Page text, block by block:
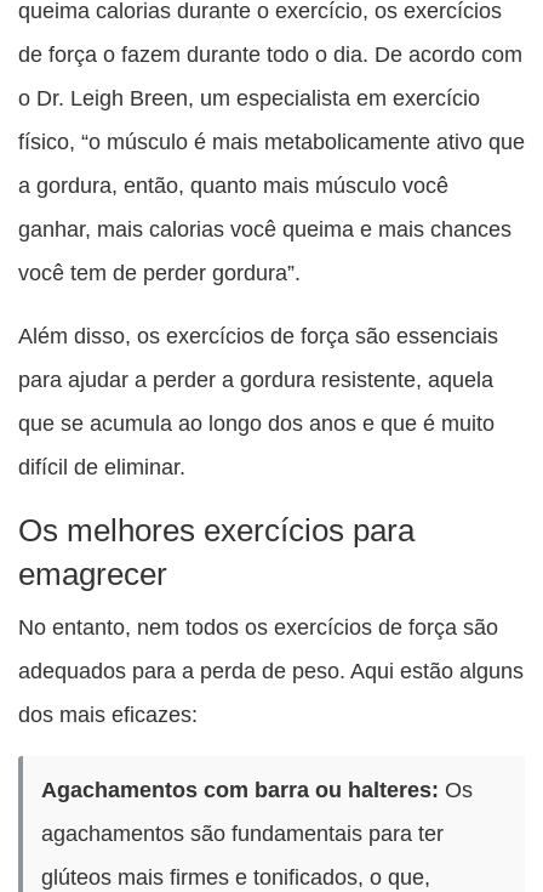
queima calorias durante o exercício, os exercícios
de força o fazem durante todo o dia. De acordo com
o Dr. Leigh Breen, um especialista em exercício
físico, “o músculo é mais metabolicamente ativo que
a gordura, então, quanto mais músculo você
ganhar, mais calorias você queima e mais chances
você tem de perder gordura”.
Além disso, os exercícios de força são essenciais
para ajudar a perder a gordura resistente, aquela
que se acumula ao longo dos anos e que é muito
difícil de eliminar.
Os melhores exercícios para
emagrecer
No entanto, nem todos os exercícios de força são
adequados para a perda de peso. Aqui estão alguns
dos mais eficazes:
Agachamentos com barra ou halteres: Os
agachamentos são fundamentais para ter
glúteos mais firmes e tonificados, o que,